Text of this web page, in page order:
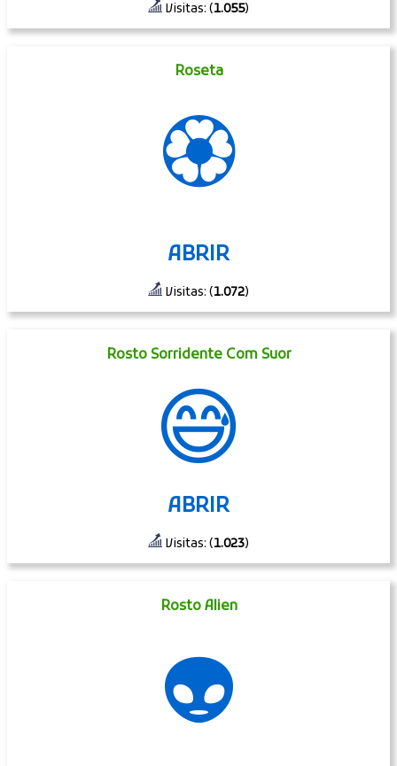
Visitas: (1.055)
Roseta
🏵
ABRIR
Visitas: (1.072)
Rosto Sorridente Com Suor
😅
ABRIR
Visitas: (1.023)
Rosto Alien
👽